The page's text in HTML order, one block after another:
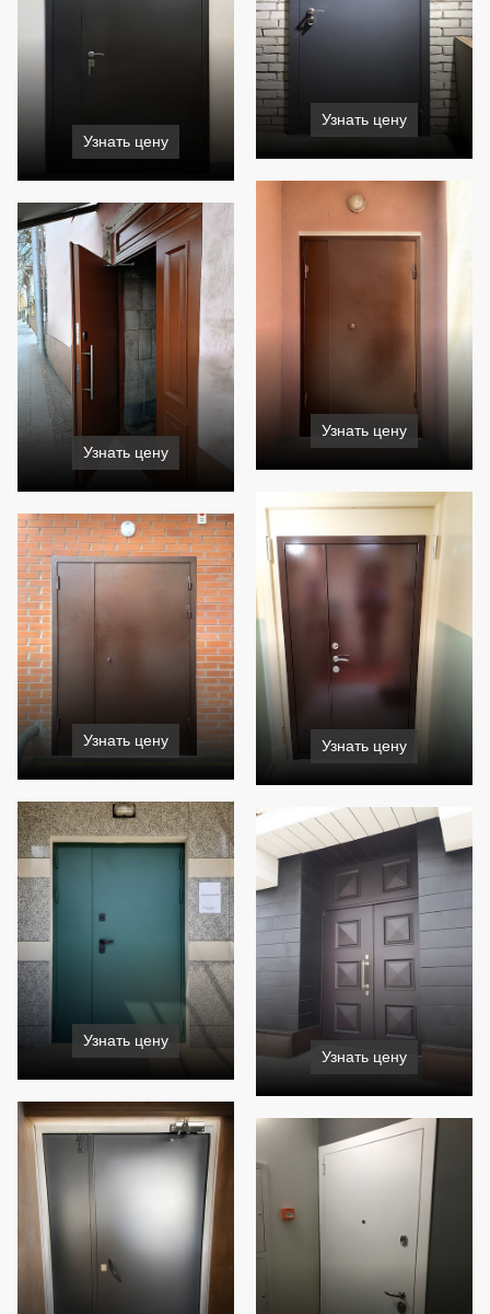
Узнать цену
Узнать цену
Узнать цену
Узнать цену
Узнать цену
Узнать цену
Узнать цену
Узнать цену